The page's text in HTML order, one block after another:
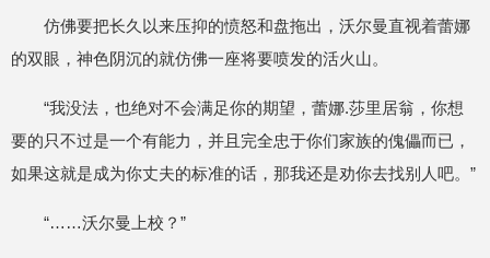
仿佛要把长久以来压抑的愤怒和盘拖出，沃尔曼直视着蕾娜
的双眼，神色阴沉的就仿佛一座将要喷发的活火山。
“我没法，也绝对不会满足你的期望，蕾娜.莎里居翁，你想
要的只不过是一个有能力，并且完全忠于你们家族的傀儡而已，
如果这就是成为你丈夫的标准的话，那我还是劝你去找别人吧。”
“……沃尔曼上校？”